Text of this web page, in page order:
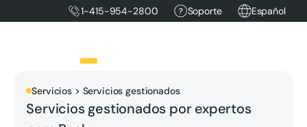
1-415-954-2800 Soporte Español
Servicios > Servicios gestionados
Servicios gestionados por expertos